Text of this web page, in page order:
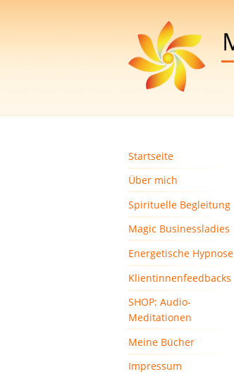
Startseite
Über mich
Spirituelle Begleitung
Magic Businessladies
Energetische Hypnose
Klientinnenfeedbacks
SHOP: Audio-
Meditationen
Meine Bücher
Impressum